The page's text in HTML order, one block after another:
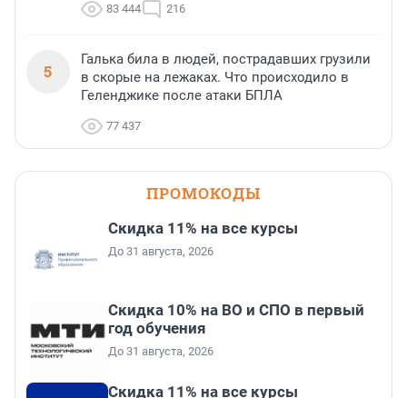
83 444 216
5
Галька била в людей, пострадавших грузили
в скорые на лежаках. Что происходило в
Геленджике после атаки БПЛА
77 437
ПРОМОКОДЫ
Скидка 11% на все курсы
До 31 августа, 2026
Скидка 10% на ВО и СПО в первый
год обучения
До 31 августа, 2026
Скидка 11% на все курсы